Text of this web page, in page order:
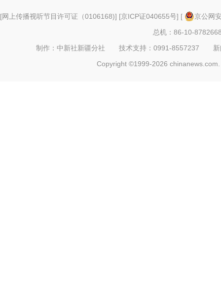
[网上传播视听节目许可证（0106168)] [京ICP证040655号] [
京公网
总机：86-10-
制作：中新社新疆分社 技术支持：0991-8557237
Copyright ©1999-2026